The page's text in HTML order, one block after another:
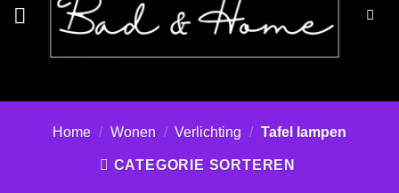
Home / Wonen / Verlichting / Tafel lampen
CATEGORIE SORTEREN